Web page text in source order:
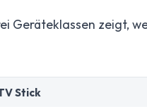
Geräteklassen zeigt,
Stick